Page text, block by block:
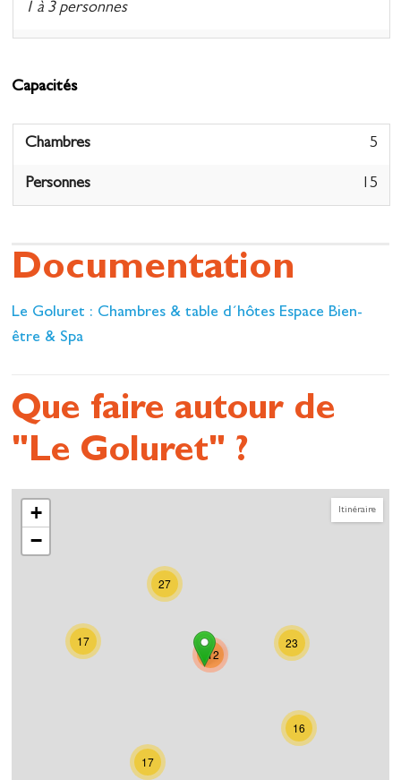
1 à 3 personnes
Chambre Chardonnay
Nuitée
85 € - 155 €
2 à 4 personnes
Apéritif au Champagne
Plateau de fromage
Boissons
Menu d’été (mai à octobre) : 32€
Capacités
Chambres 5
Personnes 15
Documentation
Le Goluret : Chambres & table d´hôtes Espace Bien-
être & Spa
Que faire autour de
"Le Goluret" ?
Itinéraire
17
16
17
27
23
112
+
−